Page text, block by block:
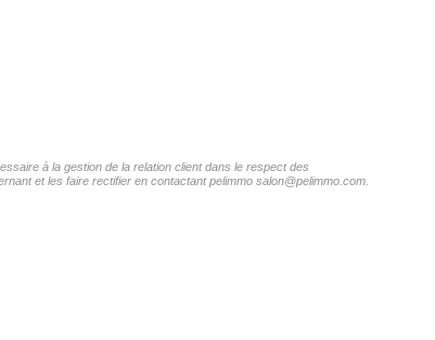
à la gestion de la relation client dans le respect des
et les faire rectifier en contactant pelimmo salon@pelimmo.com.